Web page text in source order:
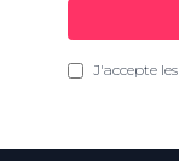
J'accepte les